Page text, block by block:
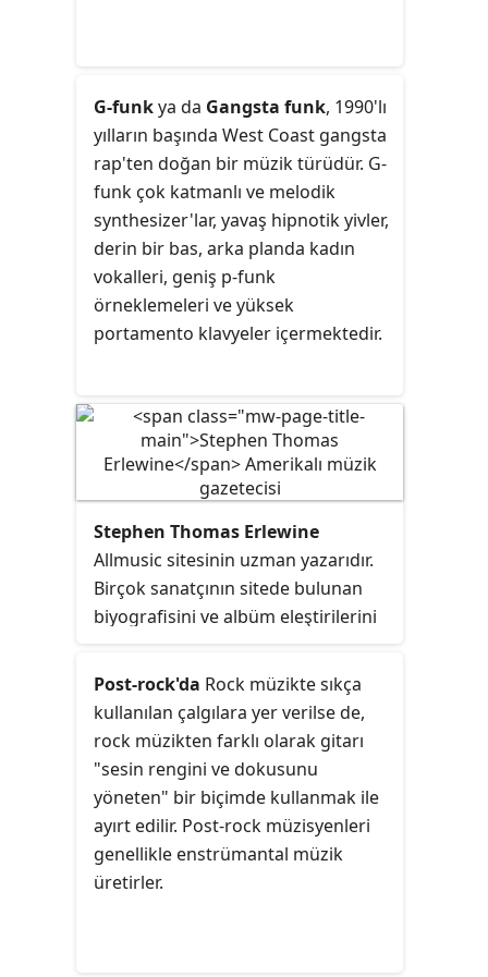
da punk rock, new wave ve post-
punk gibi tarzlardan ilham alan
sanatçılar için kullanılmıştır.
G-funkya da Gangsta funk, 1990'lı
yılların başında West Coast gangsta
rap'ten doğan bir müzik türüdür. G-
funk çok katmanlı ve melodik
synthesizer'lar, yavaş hipnotik yivler,
derin bir bas, arka planda kadın
vokalleri, geniş p-funk
örneklemeleri ve yüksek
portamento klavyeler içermektedir.
Stephen Thomas Erlewine
Allmusic sitesinin uzman yazarıdır.
Birçok sanatçının sitede bulunan
biyografisini ve albüm eleştirilerini
serbest yazarlık da yapmaktadır.
Ann Arbor temelli grup Who Dat?'in
baş elemanı ve gitaristidir.
Post-rock'da Rock müzikte sıkça
kullanılan çalgılara yer verilse de,
rock müzikten farklı olarak gitarı
"sesin rengini ve dokusunu
yöneten" bir biçimde kullanmak ile
ayırt edilir. Post-rock müzisyenleri
genellikle enstrümantal müzik
üretirler.